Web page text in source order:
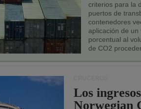
criterios para la
puertos de
contenedores
aplicación de
porcentual al
de CO2
Los
Norwegian